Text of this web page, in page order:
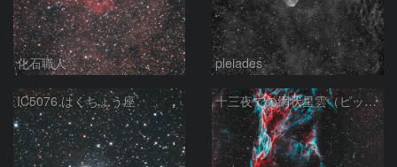
化石職人 pleiades
IC5076 はくちょう座 十三夜での網状星雲（ピッカリングの三角）